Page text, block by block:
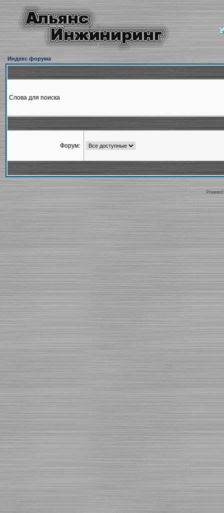
Индекс форума
Слова для поиска
Форум: